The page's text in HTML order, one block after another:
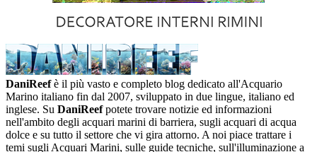
DaniReefè il più vasto e completo blog dedicato all'Acquario
Marino italiano fin dal 2007, sviluppato in due lingue, italiano ed
inglese. Su DaniReefpotete trovare notizie ed informazioni
nell'ambito degli acquari marini di barriera, sugli acquari di acqua
dolce e su tutto il settore che vi gira attorno. A noi piace trattare i
temi sugli Acquari Marini, sulle guide tecniche, sull'illuminazione a